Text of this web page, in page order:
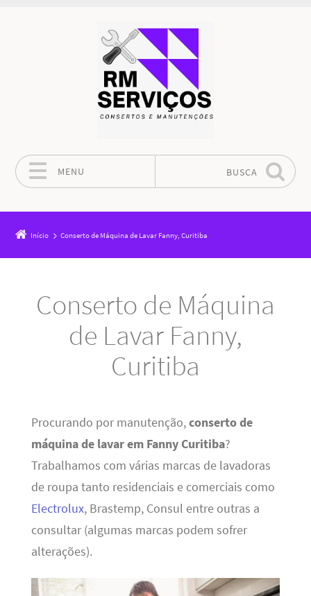
MENU BUSCA
Início Conserto de Máquina de Lavar Fanny, Curitiba
Conserto de Máquina
de Lavar Fanny,
Curitiba
Procurando por manutenção,conserto de
máquina de lavar em Fanny Curitiba?
Trabalhamos com várias marcas de lavadoras
de roupa tanto residenciais e comerciais como
Electrolux, Brastemp, Consul entre outras a
consultar (algumas marcas podem sofrer
alterações).